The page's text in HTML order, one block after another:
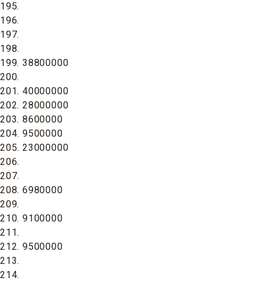
195.
196.
197.
198.
199. 38800000
200.
201. 40000000
202. 28000000
203. 8600000
204. 9500000
205. 23000000
206.
207.
208. 6980000
209.
210. 9100000
211.
212. 9500000
213.
214.